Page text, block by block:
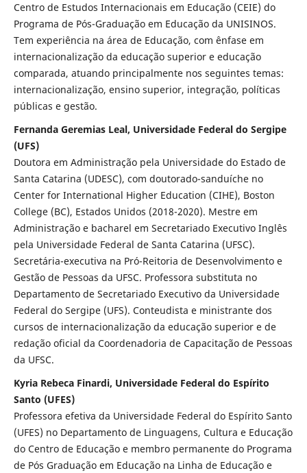
Centro de Estudos Internacionais em Educação (CEIE) do
Programa de Pós-Graduação em Educação da UNISINOS.
Tem experiência na área de Educação, com ênfase em
internacionalização da educação superior e educação
comparada, atuando principalmente nos seguintes temas:
internacionalização, ensino superior, integração, políticas
públicas e gestão.
Fernanda Geremias Leal, Universidade Federal do Sergipe
(UFS)
Doutora em Administração pela Universidade do Estado de
Santa Catarina (UDESC), com doutorado-sanduíche no
Center for International Higher Education (CIHE), Boston
College (BC), Estados Unidos (2018-2020). Mestre em
Administração e bacharel em Secretariado Executivo Inglês
pela Universidade Federal de Santa Catarina (UFSC).
Secretária-executiva na Pró-Reitoria de Desenvolvimento e
Gestão de Pessoas da UFSC. Professora substituta no
Departamento de Secretariado Executivo da Universidade
Federal do Sergipe (UFS). Conteudista e ministrante dos
cursos de internacionalização da educação superior e de
redação oficial da Coordenadoria de Capacitação de Pessoas
da UFSC.
Kyria Rebeca Finardi, Universidade Federal do Espírito
Santo (UFES)
Professora efetiva da Universidade Federal do Espírito Santo
(UFES) no Departamento de Linguagens, Cultura e Educação
do Centro de Educação e membro permanente do Programa
de Pós Graduação em Educação na Linha de Educação e